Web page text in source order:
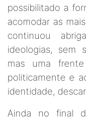
possibilitado a
acomodar as
continuou
ideologias, sem
mas uma frente
politicamente e
identidade,
Ainda no final